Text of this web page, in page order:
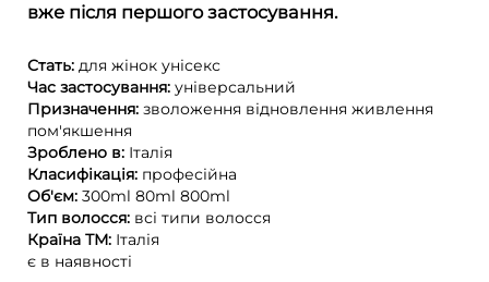
вже після першого застосування.
Стать: для жінок унісекс
Час застосування: універсальний
Призначення: зволоження відновлення живлення
пом'якшення
Зроблено в: Італія
Класифікація: професійна
Об'єм: 300ml 80ml 800ml
Тип волосся: всі типи волосся
Країна ТМ: Італія
є в наявності